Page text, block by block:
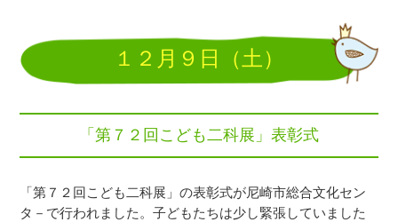
１２月９日（土）
「第７２回こども二科展」表彰式
「第７２回こども二科展」の表彰式が尼崎市総合文化セン
タ－で行われました。子どもたちは少し緊張していました